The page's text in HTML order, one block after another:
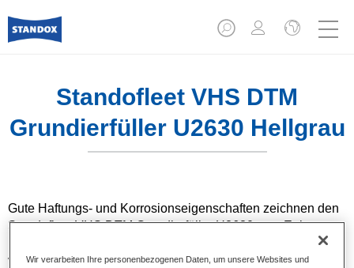
Standofleet VHS DTM
Grundierfüller U2630 Hellgrau
Gute Haftungs- und Korrosionseigenschaften zeichnen den
Standofleet VHS DTM Grundierfüller U2630 aus. Er kann
bei der Reparaturlackierung von Nutzfahrzeugen direkt auf
verschiedene Metallsubstrate aufgetragen werden. Dieser
Wir verarbeiten Ihre personenbezogenen Daten, um unsere Websites und